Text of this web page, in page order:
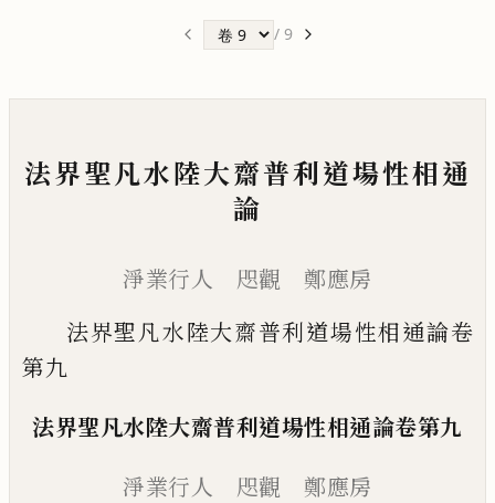
/ 9
法界聖凡水陸大齋普利道場性相通
論
淨業行人 咫觀 鄭應房
法界聖凡水陸大齋普利道場性相通論卷
第九
法界聖凡水陸大齋普利道場性相通論卷第九
淨業行人 咫觀 鄭應房